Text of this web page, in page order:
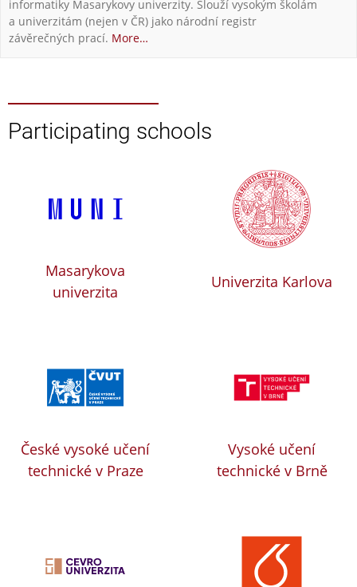
informatiky Masarykovy univerzity. Slouží vysokým školám
a univerzitám (nejen v ČR) jako národní registr
závěrečných prací. More…
Participating schools
Masarykova
univerzita
Univerzita Karlova
České vysoké učení
technické v Praze
Vysoké učení
technické v Brně